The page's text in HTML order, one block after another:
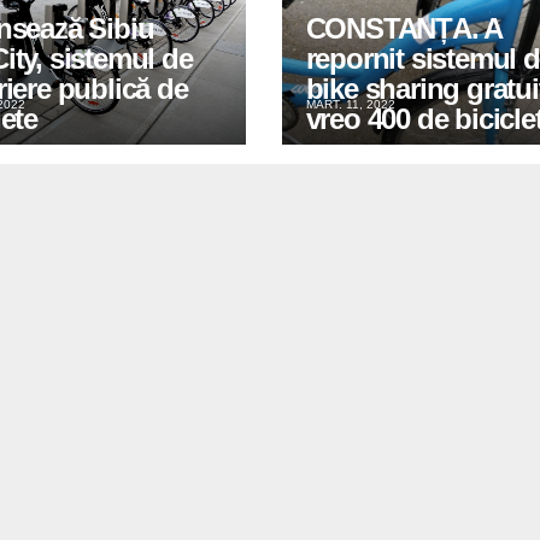
Sibiu
sistemul de
publică de
CONSTANȚA. A
repornit sistemul
bike sharing
vreo 400 de
MART. 11, 2022